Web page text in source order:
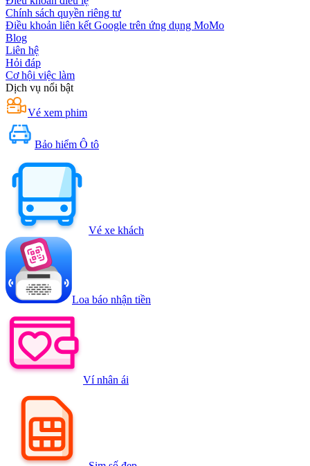
Chính sách quyền riêng tư
Điều khoản liên kết Google trên ứng dụng MoMo
Blog
Liên hệ
Hỏi đáp
Cơ hội việc làm
Dịch vụ nổi bật
Vé xem phim
Bảo hiểm Ô tô
Vé xe khách
Loa báo nhận tiền
Ví nhân ái